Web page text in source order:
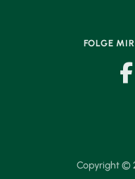
FOLGE
Copyright ©